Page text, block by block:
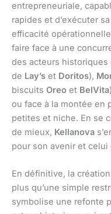
entrepreneuriale,
rapides et d’exécuter
efficacité
faire face à une
des acteurs historiques
de Lay’s et Doritos),
biscuits Oreo et BelVita
ou face à la montée en
petites et niche. En se
de mieux, Kellanova
pour son avenir et celui
En définitive, la
plus qu’une simple
symbolise une refonte